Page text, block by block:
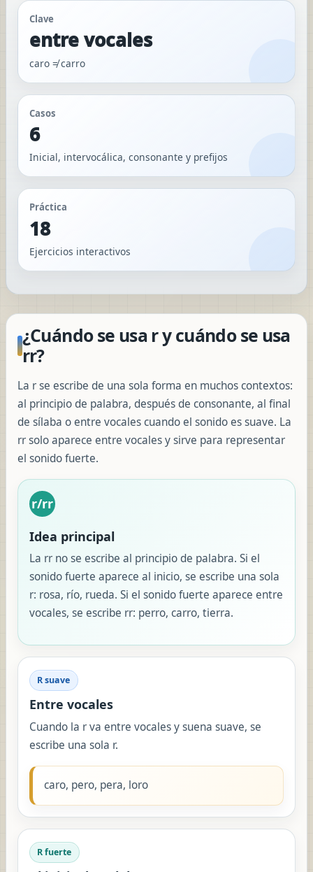
Clave
entre vocales
caro ≠ carro
Casos
6
Inicial, intervocálica, consonante y prefijos
Práctica
18
Ejercicios interactivos
¿Cuándo se usa r y cuándo se usa
rr?
La r se escribe de una sola forma en muchos contextos:
al principio de palabra, después de consonante, al final
de sílaba o entre vocales cuando el sonido es suave. La
rr solo aparece entre vocales y sirve para representar
el sonido fuerte.
r/rr
Idea principal
La rr no se escribe al principio de palabra. Si el
sonido fuerte aparece al inicio, se escribe una sola
r: rosa, río, rueda. Si el sonido fuerte aparece entre
vocales, se escribe rr: perro, carro, tierra.
R suave
Entre vocales
Cuando la r va entre vocales y suena suave, se
escribe una sola r.
caro, pero, pera, loro
R fuerte